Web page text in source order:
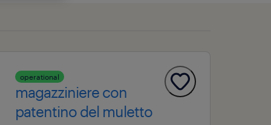
operational
magazziniere con
patentino del muletto